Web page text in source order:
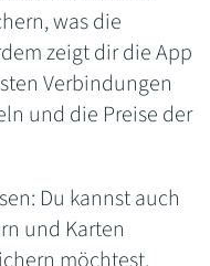
was die
zeigt dir die App
Verbindungen
und die Preise der
Du kannst auch
und Karten